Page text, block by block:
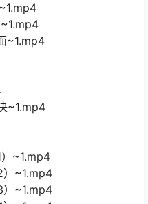
~1.mp4
~1.mp4
~1.mp4
~1.mp4
~1.mp4